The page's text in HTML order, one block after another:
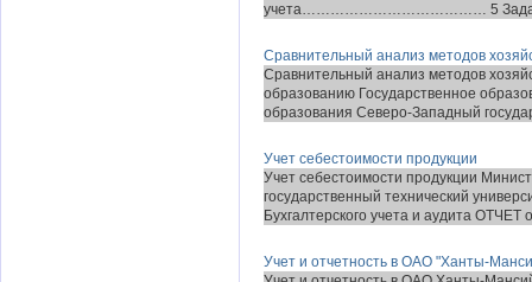
учета………………………………… 5 Задание
Сравнительный анализ методов
Сравнительный анализ методов
образованию Государственное
образования Северо-Западный
Учет себестоимости продукции
Учет себестоимости продукции
государственный технический
Бухгалтерского учета и аудита ОТЧЕТ
Учет и отчетность в ОАО "Ханты-